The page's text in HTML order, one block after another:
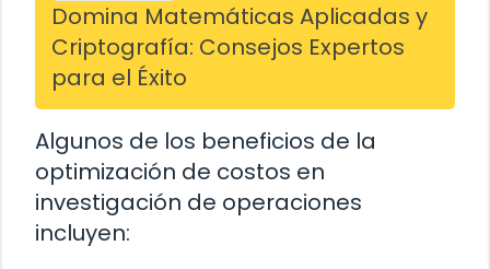
Domina Matemáticas Aplicadas y
Criptografía: Consejos Expertos
para el Éxito
Algunos de los beneficios de la
optimización de costos en
investigación de operaciones
incluyen: